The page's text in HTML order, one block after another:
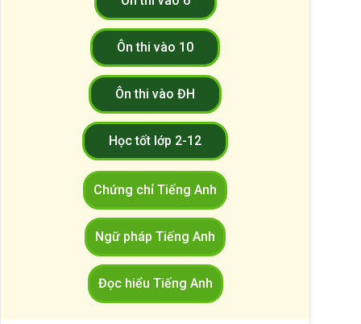
Ôn thi vào 10
Ôn thi vào ĐH
Học tốt lớp 2-12
Chứng chỉ Tiếng Anh
Ngữ pháp Tiếng Anh
Đọc hiểu Tiếng Anh